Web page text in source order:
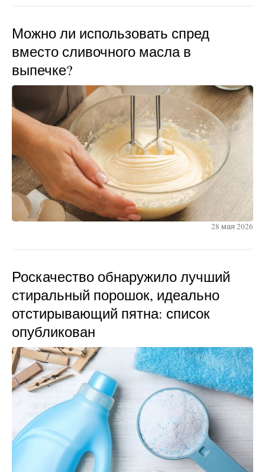
Можно ли использовать спред
вместо сливочного масла в
выпечке?
28 мая 2026
Роскачество обнаружило лучший
стиральный порошок, идеально
отстирывающий пятна: список
опубликован